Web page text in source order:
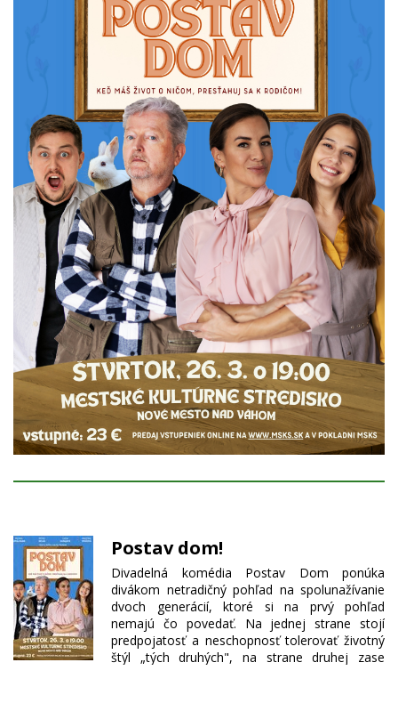
Postav dom!
Divadelná komédia Postav Dom ponúka
divákom netradičný pohľad na spolunažívanie
dvoch generácií, ktoré si na prvý pohľad
nemajú čo povedať. Na jednej strane stojí
predpojatosť a neschopnosť tolerovať životný
štýl „tých druhých", na strane druhej zase